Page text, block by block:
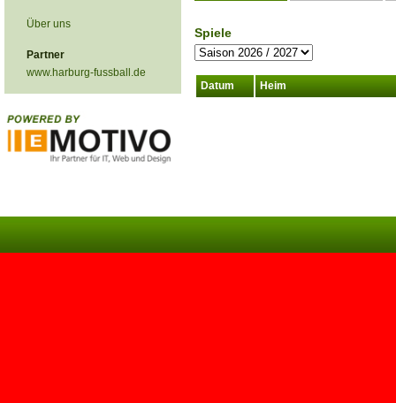
Über uns
Partner
www.harburg-fussball.de
Spiele
Datum Heim